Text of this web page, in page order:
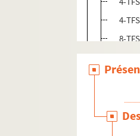
4-
8-
4-
8-
4-
4-
8-